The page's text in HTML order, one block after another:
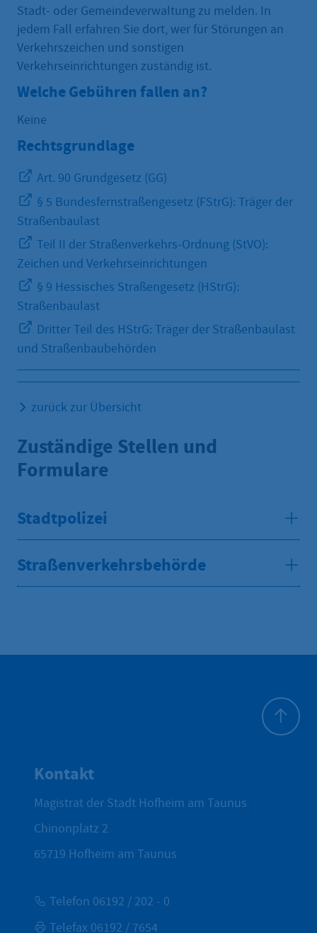
Stadt- oder Gemeindeverwaltung zu melden. In
jedem Fall erfahren Sie dort, wer für Störungen an
Verkehrszeichen und sonstigen
Verkehrseinrichtungen zuständig ist.
Welche Gebühren fallen an?
Keine
Rechtsgrundlage
Art. 90 Grundgesetz (GG)
§ 5 Bundesfernstraßengesetz (FStrG): Träger der
Straßenbaulast
Teil II der Straßenverkehrs-Ordnung (StVO):
Zeichen und Verkehrseinrichtungen
§ 9 Hessisches Straßengesetz (HStrG):
Straßenbaulast
Dritter Teil des HStrG: Träger der Straßenbaulast
und Straßenbaubehörden
zurück zur Übersicht
Zuständige Stellen und
Formulare
Stadtpolizei
Straßenverkehrsbehörde
Kontakt
Magistrat der Stadt Hofheim am Taunus
Chinonplatz 2
65719 Hofheim am Taunus
Telefon 06192 / 202 - 0
Telefax 06192 / 7654